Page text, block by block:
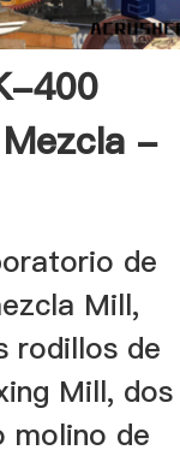
400
-
de
Mill,
rodillos de
Mill, dos
molino de